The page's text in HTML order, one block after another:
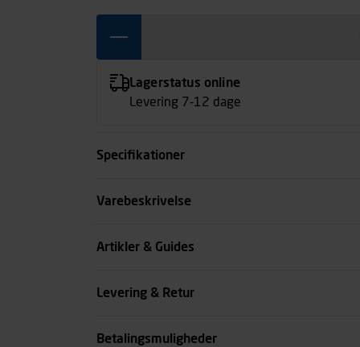
Lagerstatus online
Levering 7-12 dage
Specifikationer
Størrelse
Varebeskrivelse
Artikler & Guides
Levering & Retur
Betalingsmuligheder